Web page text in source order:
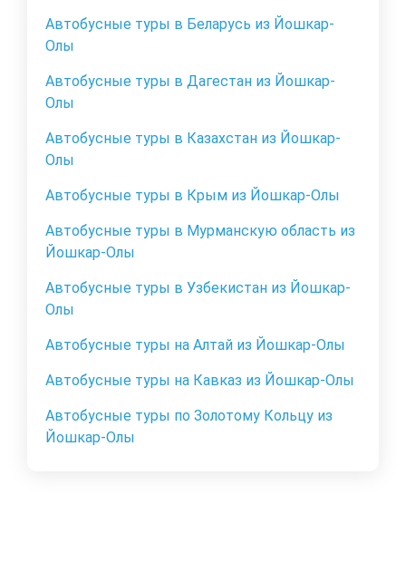
Автобусные туры в Беларусь из Йошкар-
Олы
Автобусные туры в Дагестан из Йошкар-
Олы
Автобусные туры в Казахстан из Йошкар-
Олы
Автобусные туры в Крым из Йошкар-Олы
Автобусные туры в Мурманскую область из
Йошкар-Олы
Автобусные туры в Узбекистан из Йошкар-
Олы
Автобусные туры на Алтай из Йошкар-Олы
Автобусные туры на Кавказ из Йошкар-Олы
Автобусные туры по Золотому Кольцу из
Йошкар-Олы